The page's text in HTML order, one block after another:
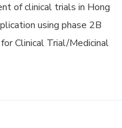
of clinical trials in Hong
using phase 2B
Clinical Trial/Medicinal